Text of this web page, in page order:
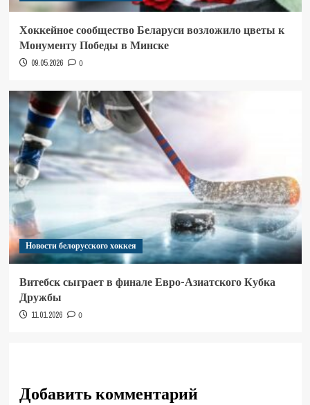
Хоккейное сообщество Беларуси возложило цветы к
Монументу Победы в Минске
09.05.2026 0
Новости белорусского хоккея
Витебск сыграет в финале Евро-Азиатского Кубка
Дружбы
11.01.2026 0
Добавить комментарий